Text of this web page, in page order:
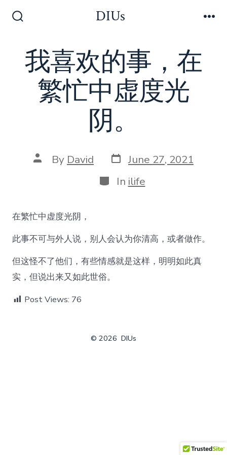
DIUs
我喜欢的事，在
繁忙中虚度光
阴。
Post
author
By David Post
date
June 27, 2021
Categories
In ilife
在繁忙中虚度光阴，
此事不可与外人说，别人会认为你清高，或者做作。
但这怪不了他们，有些情感就是这样，明明如此真
实，但说出来又如此世俗。
Post Views: 76
© 2026 DIUs